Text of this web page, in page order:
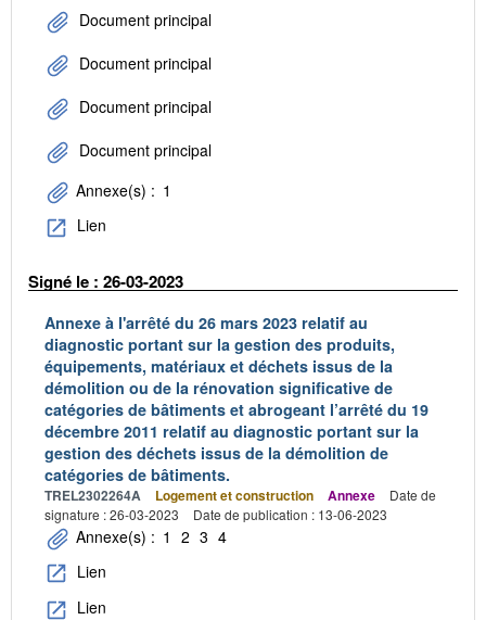
Document principal
Document principal
Document principal
Document principal
Annexe(s) : 1
Lien
Signé le : 26-03-2023
Annexe à l'arrêté du 26 mars 2023 relatif au
diagnostic portant sur la gestion des produits,
équipements, matériaux et déchets issus de la
démolition ou de la rénovation significative de
catégories de bâtiments et abrogeant l’arrêté du 19
décembre 2011 relatif au diagnostic portant sur la
gestion des déchets issus de la démolition de
catégories de bâtiments.
TREL2302264A Logement et construction Annexe
Date de
signature : 26-03-2023
Date de publication : 13-06-2023
Annexe(s) : 1 2 3 4
Lien
Lien